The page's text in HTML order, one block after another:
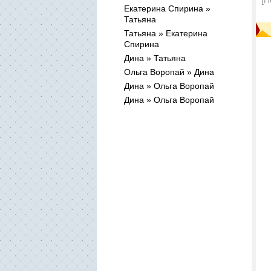
Екатерина Спирина »
Татьяна
Татьяна » Екатерина
Спирина
Дина » Татьяна
Ольга Воропай » Дина
Дина » Ольга Воропай
Дина » Ольга Воропай